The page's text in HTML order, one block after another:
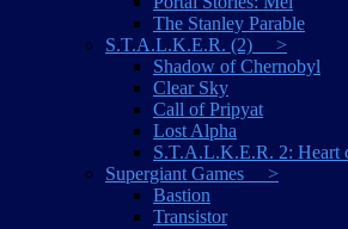
The Stanley Parable
S.T.A.L.K.E.R. (2) >
Shadow of Chernobyl
Clear Sky
Call of Pripyat
Lost Alpha
S.T.A.L.K.E.R. 2: Heart
Supergiant Games >
Bastion
Transistor